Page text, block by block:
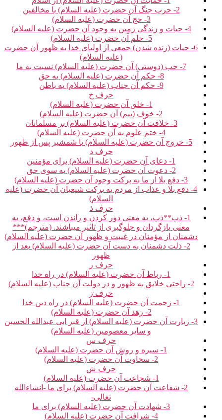
2- حرب جنگ آن حضرت (علیه السلام) با مخالفین‏
3- حج آن حضرت (علیه السلام)
4- حیات و زندگی زمین به وجود آن حضرت (علیه السلام)
5- حلم آن حضرت (علیه السلام)
6- حیات (زنده شدن) جمعی از اولیای خدا به ظهور آن حضرت
(علیه السلام)
7- حب (دوستی) آن حضرت (علیه السلام) نسبت به ما
8- حکم آن حضرت (علیه السلام) به حق‏
9- حکم آن جناب (علیه السلام) به باطن‏
حرف خ‏
1- خلق آن حضرت (علیه السلام)
2- خوف (بیم) آن حضرت (علیه السلام)
3- خلافت آن حضرت (علیه السلام) بر مسلمانان‏
4- ختم علوم به آن حضرت (علیه السلام)
5- خروج آن حضرت (علیه السلام) با شمشیر پس از ظهور
حرف د
1- دعای آن حضرت (علیه السلام) برای مؤمنین‏
2- دعوت آن حضرت (علیه السلام) به سوی حق‏
3- دفع بلا از ما به برکت وجود آن حضرت (علیه السلام)
4- دفع بلا و عذاب از مردم به برکت شیعیان آن حضرت (علیه
السلام)
حرف ذ
1- ذب**ذب، به معنی دور کردن و راندن است، و دفع، به
معنی بازگردان و جلوگیری از تاثیر می‏باشند. (مترجم)***
دشمنان از مؤمنان در غیبت و ظهور آن حضرت (علیه السلام)
2- ذلت دشمنان به دست آن حضرت (علیه السلام) بعد از
ظهور
حرف ر
1- رباط آن حضرت (علیه السلام) در راه خدا
2- راحتی خلایق به ظهور و در دولت آن جناب (علیه السلام)
حرف ز
1- زحمت آن حضرت (علیه السلام) در راه دین خدا
2- زهد آن حضرت (علیه السلام)
3- زیارت آن حضرت (علیه السلام) از قبر ابی عبدالله الحسین
و سایر معصومین (علیه السلام)
حرف س‏
1- سیره و روش آن حضرت (علیه السلام)
2- سخاوت آن حضرت (علیه السلام)
حرف ش‏
1- شجاعت آن حضرت (علیه السلام)
2- شفاعت آن حضرت (علیه السلام) برای ما -ان‏شاءالله
تعالی-
3- شهادت آن حضرت (علیه السلام) برای ما
4- شرافت آن حضرت (علیه السلام)